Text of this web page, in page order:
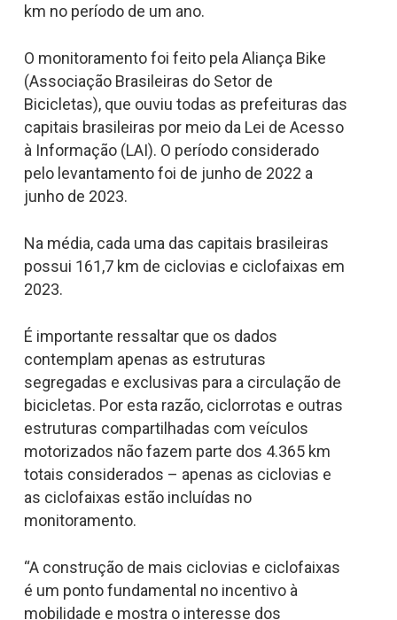
km no período de um ano.
O monitoramento foi feito pela Aliança Bike
(Associação Brasileiras do Setor de
Bicicletas), que ouviu todas as prefeituras das
capitais brasileiras por meio da Lei de Acesso
à Informação (LAI). O período considerado
pelo levantamento foi de junho de 2022 a
junho de 2023.
Na média, cada uma das capitais brasileiras
possui 161,7 km de ciclovias e ciclofaixas em
2023.
É importante ressaltar que os dados
contemplam apenas as estruturas
segregadas e exclusivas para a circulação de
bicicletas. Por esta razão, ciclorrotas e outras
estruturas compartilhadas com veículos
motorizados não fazem parte dos 4.365 km
totais considerados – apenas as ciclovias e
as ciclofaixas estão incluídas no
monitoramento.
“A construção de mais ciclovias e ciclofaixas
é um ponto fundamental no incentivo à
mobilidade e mostra o interesse dos